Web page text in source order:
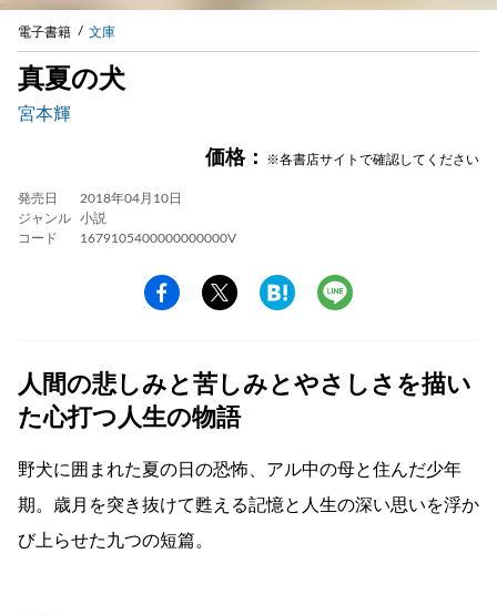
電子書籍 文庫
真夏の犬
宮本輝
価格： ※各書店サイトで確認してください
発売日
2018年04月10日
ジャンル
小説
コード
1679105400000000000V
人間の悲しみと苦しみとやさしさを描い
た心打つ人生の物語
野犬に囲まれた夏の日の恐怖、アル中の母と住んだ少年
期。歳月を突き抜けて甦える記憶と人生の深い思いを浮か
び上らせた九つの短篇。